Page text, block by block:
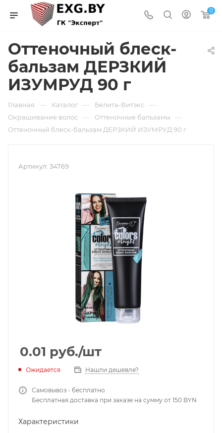
0
Оттеночный блеск-
бальзам ДЕРЗКИЙ
ИЗУМРУД 90 г
Главная — Каталог — Белита-Витэкс —
Окрашивание волос — Оттеночные бальзамы —
Оттеночный блеск-бальзам ДЕРЗКИЙ ИЗУМРУД 90 г
Артикул: 34769
0.01 руб./шт
Ожидается Нашли дешевле?
Самовывоз - бесплатно
Бесплатная доставка при заказе на сумму от 150 BYN
Характеристики